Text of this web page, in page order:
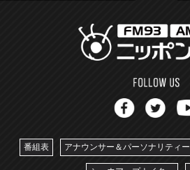
番組表 アナウンサー＆パーソナリティー